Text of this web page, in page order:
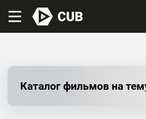
Каталог фильмов на